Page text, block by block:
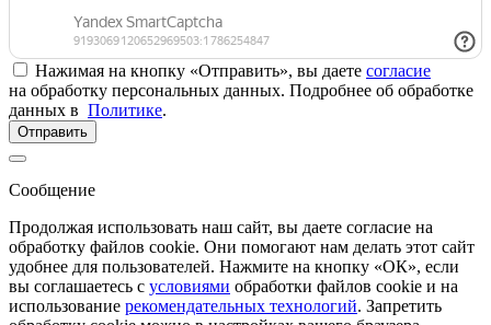
Нажимая на кнопку «Отправить», вы даете согласие
на обработку персональных данных. Подробнее об обработке
данных в Политике.
Отправить
Сообщение
Продолжая использовать наш сайт, вы даете согласие на
обработку файлов cookie. Они помогают нам делать этот сайт
удобнее для пользователей. Нажмите на кнопку «ОК», если
вы соглашаетесь с условиями обработки файлов cookie и на
использование рекомендательных технологий. Запретить